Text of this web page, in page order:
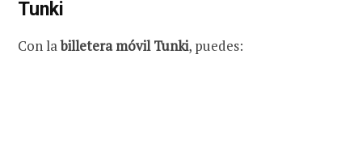
Tunki
Con labilletera móvil Tunki, puedes: